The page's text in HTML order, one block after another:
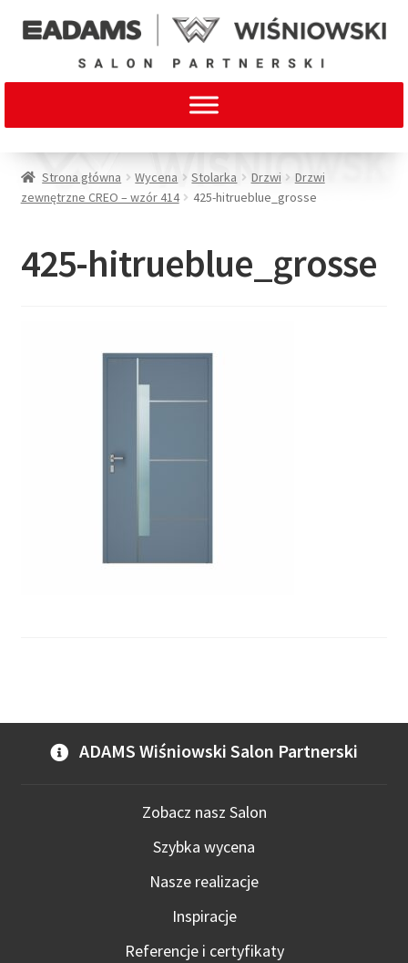
Strona główna Wycena Stolarka Drzwi
Drzwi
zewnętrzne CREO – wzór 414
425-hitrueblue_grosse
425-hitrueblue_grosse
ADAMS Wiśniowski Salon Partnerski
Zobacz nasz Salon
Szybka wycena
Nasze realizacje
Inspiracje
Referencje i certyfikaty